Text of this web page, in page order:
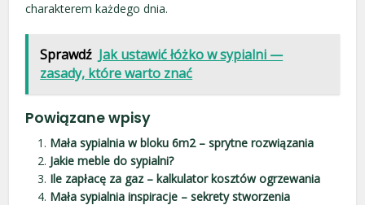
charakterem każdego dnia.
Sprawdź Jak ustawić łóżko w sypialni —
zasady, które warto znać
Powiązane wpisy
Mała sypialnia w bloku 6m2 – sprytne rozwiązania
Jakie meble do sypialni?
Ile zapłacę za gaz – kalkulator kosztów ogrzewania
Mała sypialnia inspiracje – sekrety stworzenia